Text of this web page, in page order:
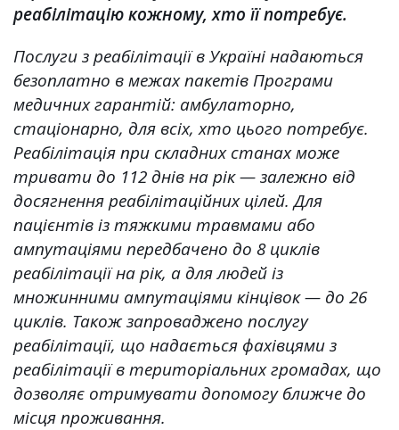
реабілітацію кожному, хто її потребує.
Послуги з реабілітації в Україні надаються
безоплатно в межах пакетів Програми
медичних гарантій: амбулаторно,
стаціонарно, для всіх, хто цього потребує.
Реабілітація при складних станах може
тривати до 112 днів на рік — залежно від
досягнення реабілітаційних цілей. Для
пацієнтів із тяжкими травмами або
ампутаціями передбачено до 8 циклів
реабілітації на рік, а для людей із
множинними ампутаціями кінцівок — до 26
циклів. Також запроваджено послугу
реабілітації, що надається фахівцями з
реабілітації в територіальних громадах, що
дозволяє отримувати допомогу ближче до
місця проживання.